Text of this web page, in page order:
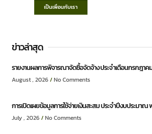
เป็นเพื่อนกับเรา
ข่าวล่าสุด
รายงานผลการพิจารณาจัดซื้อจัดจ้าง ประจำเดือนกรกฎา
August , 2026 No Comments
การเปิดเผยข้อมูลการใช้จ่ายเงินสะสม ประจำปีงบประมา
July , 2026 No Comments